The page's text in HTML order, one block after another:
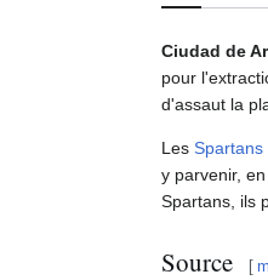
Ciudad de
pour
d'assaut la
Les Spartans
y parvenir,
Spartans, ils
Source [